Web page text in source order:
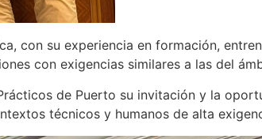
con su experiencia en formación,
con exigencias similares a las del
de Puerto su invitación y la
técnicos y humanos de alta